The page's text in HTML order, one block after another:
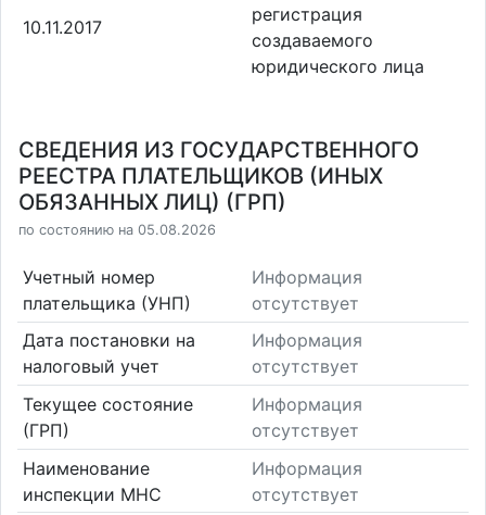
10.11.2017
регистрация
создаваемого
юридического лица
СВЕДЕНИЯ ИЗ ГОСУДАРСТВЕННОГО
РЕЕСТРА ПЛАТЕЛЬЩИКОВ (ИНЫХ
ОБЯЗАННЫХ ЛИЦ) (ГРП)
по состоянию на 05.08.2026
Учетный номер
плательщика (УНП)
Информация
отсутствует
Дата постановки на
налоговый учет
Информация
отсутствует
Текущее состояние
(ГРП)
Информация
отсутствует
Наименование
инспекции МНС
Информация
отсутствует